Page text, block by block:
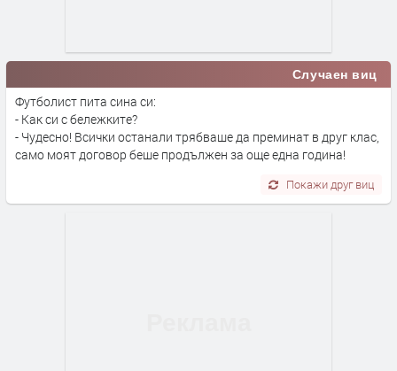
Случаен виц
Футболист пита сина си:
- Как си с бележките?
- Чудесно! Всички останали трябваше да преминат в друг клас,
само моят договор беше продължен за още една година!
Покажи друг виц